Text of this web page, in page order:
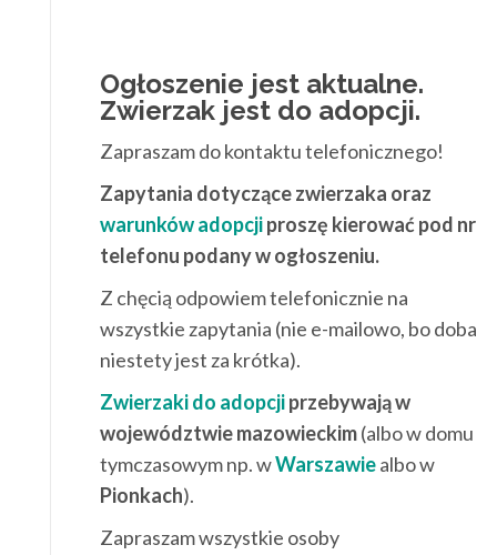
Ogłoszenie jest aktualne.
Zwierzak jest do adopcji.
Zapraszam do kontaktu telefonicznego!
Zapytania dotyczące zwierzaka oraz
warunków adopcjiproszę kierować pod nr
telefonu podany w ogłoszeniu.
Z chęcią odpowiem telefonicznie na
wszystkie zapytania (nie e-mailowo, bo doba
niestety jest za krótka).
Zwierzaki do adopcjiprzebywają w
województwie mazowieckim(albo w domu
tymczasowym np. wWarszawiealbo w
Pionkach).
Zapraszam wszystkie osoby